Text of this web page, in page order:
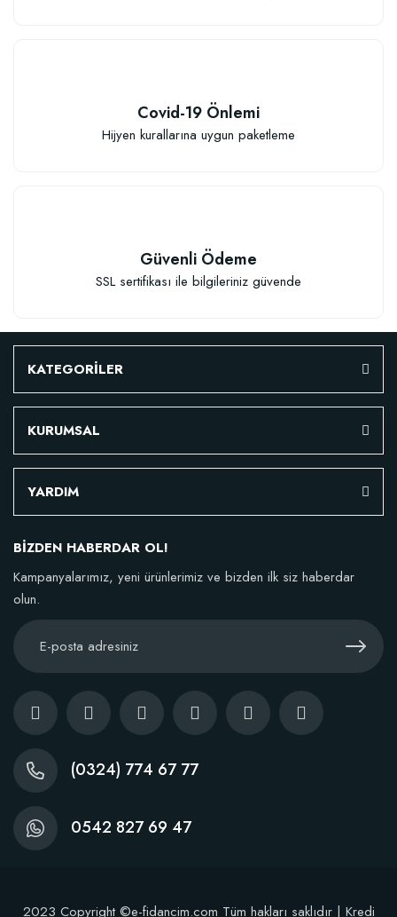
Covid-19 Önlemi
Hijyen kurallarına uygun paketleme
Güvenli Ödeme
SSL sertifikası ile bilgileriniz güvende
KATEGORİLER
KURUMSAL
YARDIM
BİZDEN HABERDAR OL!
Kampanyalarımız, yeni ürünlerimiz ve bizden ilk siz haberdar
olun.
(0324) 774 67 77
0542 827 69 47
2023 Copyright ©e-fidancim.com Tüm hakları saklıdır | Kredi